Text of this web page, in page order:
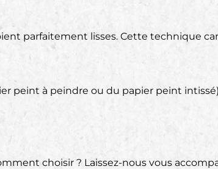
parfaitement lisses. Cette technique
peint à peindre ou du papier peint
choisir ? Laissez-nous vous